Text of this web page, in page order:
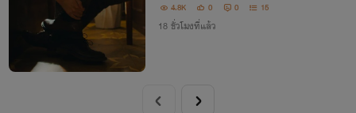
4.8K 0 0 15
18 ชั่วโมงที่แล้ว